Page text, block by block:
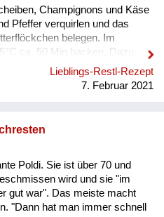
Champignons und Käse
Pfeffer verquirlen und das
belegen. Im
ca. 50 Min backen. Dazu
Lieblings-Restl-Rezept
7. Februar 2021
Poldi. Sie ist über 70 und
wird und sie "im
gut war". Das meiste macht
"Dann hat man immer schnell